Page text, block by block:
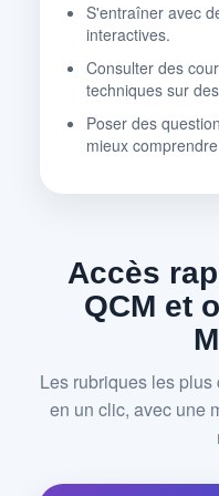
S'entraîner avec
interactives.
Consulter des
techniques sur
Poser des
mieux
Accès
QCM et
Les rubriques les
en un clic, avec une